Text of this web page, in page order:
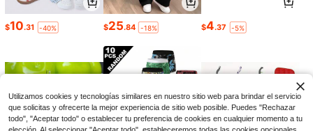
$10.31 -40% $25.84 -18% $4.37 -5%
Utilizamos cookies y tecnologías similares en nuestro sitio web para brindar el servicio
que solicitas y ofrecerte la mejor experiencia de sitio web posible. Puedes "Rechazar
todo", "Aceptar todo" o establecer tu preferencia de cookies en cualquier momento a tu